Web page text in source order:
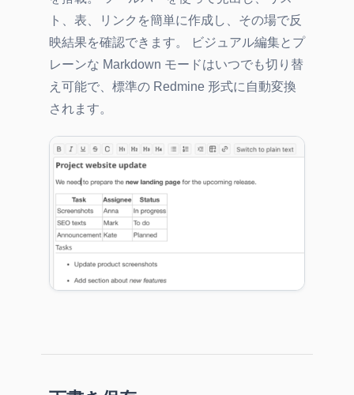
ト、表、リンクを簡単に作成し、その場で反
映結果を確認できます。 ビジュアル編集とプ
レーンな Markdown モードはいつでも切り替
え可能で、標準の Redmine 形式に自動変換
されます。